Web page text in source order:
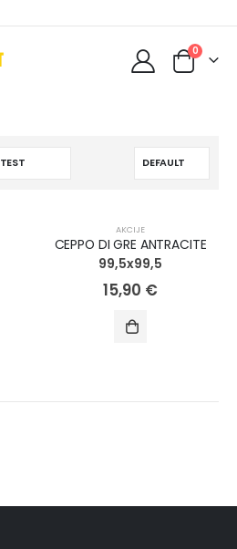
0
AKCIJE
CEPPO DI GRE ANTRACITE
99,5x99,5
15,90 €